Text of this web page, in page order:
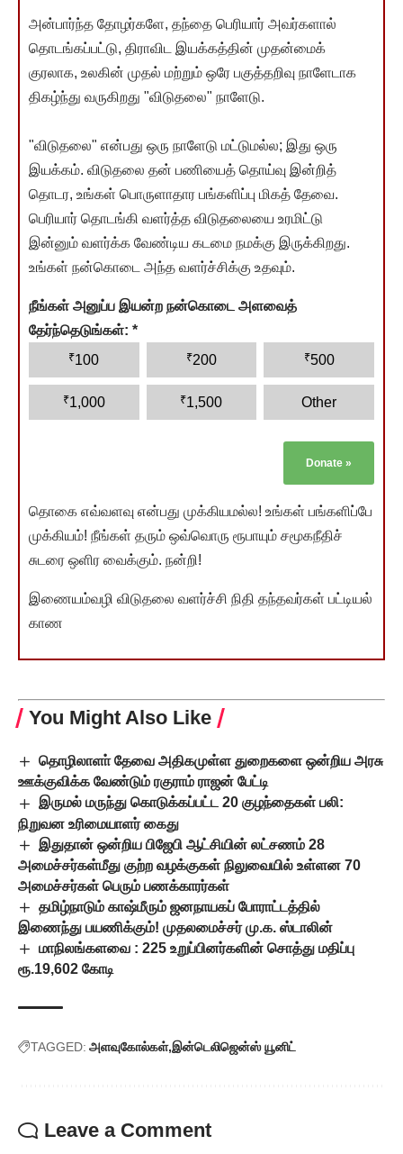
அன்பார்ந்த தோழர்களே, தந்தை பெரியார் அவர்களால்
தொடங்கப்பட்டு, திராவிட இயக்கத்தின் முதன்மைக்
குரலாக, உலகின் முதல் மற்றும் ஒரே பகுத்தறிவு நாளேடாக
திகழ்ந்து வருகிறது "விடுதலை" நாளேடு.
"விடுதலை" என்பது ஒரு நாளேடு மட்டுமல்ல; இது ஒரு
இயக்கம். விடுதலை தன் பணியைத் தொய்வு இன்றித்
தொடர, உங்கள் பொருளாதார பங்களிப்பு மிகத் தேவை.
பெரியார் தொடங்கி வளர்த்த விடுதலையை உரமிட்டு
இன்னும் வளர்க்க வேண்டிய கடமை நமக்கு இருக்கிறது.
உங்கள் நன்கொடை அந்த வளர்ச்சிக்கு உதவும்.
நீங்கள் அனுப்ப இயன்ற நன்கொடை அளவைத்
தேர்ந்தெடுங்கள்: *
₹100 ₹200 ₹500
₹1,000 ₹1,500 Other
Donate »
தொகை எவ்வளவு என்பது முக்கியமல்ல! உங்கள் பங்களிப்பே
முக்கியம்! நீங்கள் தரும் ஒவ்வொரு ரூபாயும் சமூகநீதிச்
சுடரை ஒளிர வைக்கும். நன்றி!
இணையம்வழி விடுதலை வளர்ச்சி நிதி தந்தவர்கள் பட்டியல்
காண
You Might Also Like
தொழிலாளா் தேவை அதிகமுள்ள துறைகளை ஒன்றிய அரசு
ஊக்குவிக்க வேண்டும் ரகுராம் ராஜன் பேட்டி
இருமல் மருந்து கொடுக்கப்பட்ட 20 குழந்தைகள் பலி:
நிறுவன உரிமையாளர் கைது
இதுதான் ஒன்றிய பிஜேபி ஆட்சியின் லட்சணம் 28
அமைச்சர்கள்மீது குற்ற வழக்குகள் நிலுவையில் உள்ளன 70
அமைச்சர்கள் பெரும் பணக்காரர்கள்
தமிழ்நாடும் காஷ்மீரும் ஜனநாயகப் போராட்டத்தில்
இணைந்து பயணிக்கும்! முதலமைச்சர் மு.க. ஸ்டாலின்
மாநிலங்களவை : 225 உறுப்பினர்களின் சொத்து மதிப்பு
ரூ.19,602 கோடி
TAGGED: அளவுகோல்கள் இன்டெலிஜென்ஸ் யூனிட்
Leave a Comment